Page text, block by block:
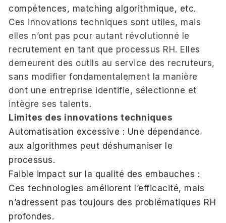
compétences, matching algorithmique, etc.
Ces innovations techniques sont utiles, mais
elles n’ont pas pour autant révolutionné le
recrutement en tant que processus RH. Elles
demeurent des outils au service des recruteurs,
sans modifier fondamentalement la manière
dont une entreprise identifie, sélectionne et
intègre ses talents.
Limites des innovations techniques
Automatisation excessive : Une dépendance
aux algorithmes peut déshumaniser le
processus.
Faible impact sur la qualité des embauches :
Ces technologies améliorent l’efficacité, mais
n’adressent pas toujours des problématiques RH
profondes.